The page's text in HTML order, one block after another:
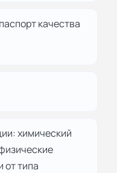
качества
химический
от типа